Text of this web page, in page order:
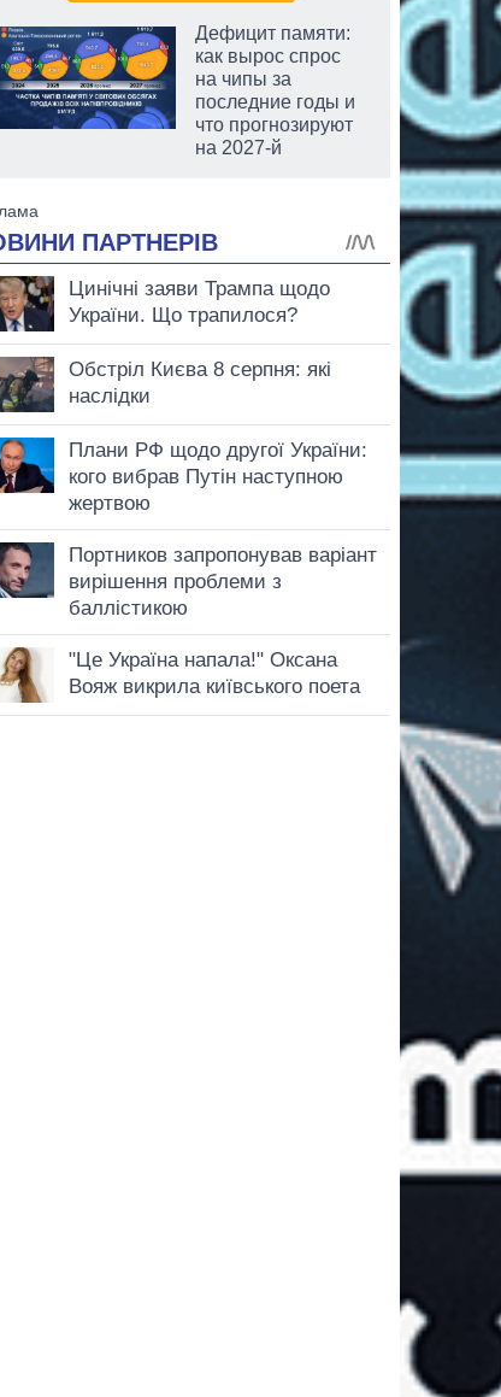
Дефицит памяти:
как вырос спрос
на чипы за
последние годы и
что прогнозируют
на 2027-й